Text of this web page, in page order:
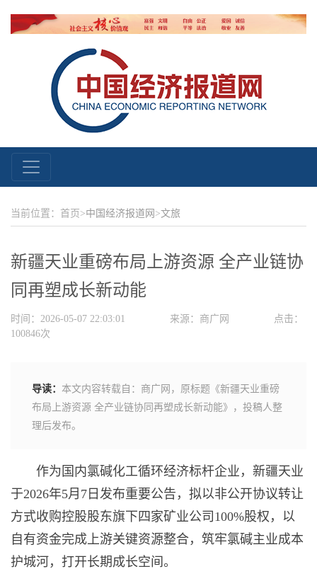
当前位置：首页>中国经济报道网 >文旅
新疆天业重磅布局上游资源 全产业链协
同再塑成长新动能
时间：2026-05-07 22:03:01 来源：商广网
点击：
100846次
导读： 本文内容转载自：商广网，原标题《新疆天业重磅
布局上游资源 全产业链协同再塑成长新动能》，投稿人整
理后发布。
作为国内氯碱化工循环经济标杆企业，新疆天业
于2026年5月7日发布重要公告，拟以非公开协议转让
方式收购控股股东旗下四家矿业公司100%股权，以
自有资金完成上游关键资源整合，筑牢氯碱主业成本
护城河，打开长期成长空间。